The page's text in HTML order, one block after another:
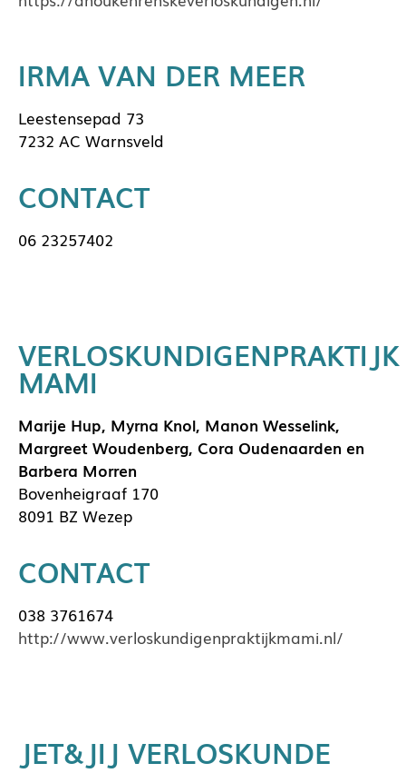
IRMA VAN DER MEER
Leestensepad 73
7232 AC Warnsveld
CONTACT
06 23257402
VERLOSKUNDIGENPRAKTIJK
MAMI
Marije Hup, Myrna Knol, Manon Wesselink,
Margreet Woudenberg, Cora Oudenaarden en
Barbera Morren
Bovenheigraaf 170
8091 BZ Wezep
CONTACT
038 3761674
http://www.verloskundigenpraktijkmami.nl/
JET&JIJ VERLOSKUNDE